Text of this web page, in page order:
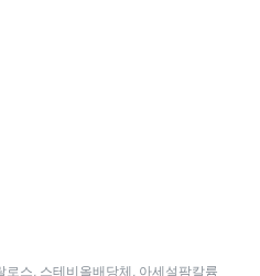
스, 스테비올배당체, 아세설팜칼륨